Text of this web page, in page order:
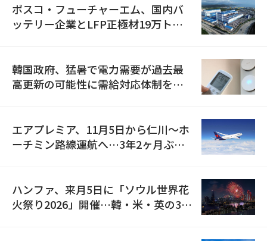
ポスコ・フューチャーエム、国内バ
ッテリー企業とLFP正極材19万トン
韓国政府、猛暑で電力需要が過去最
高更新の可能性に需給対応体制を点
エアプレミア、11月5日から仁川〜ホ
ーチミン路線運航へ…3年2ヶ月ぶり
ハンファ、来月5日に「ソウル世界花
火祭り2026」開催…韓・米・英の3カ